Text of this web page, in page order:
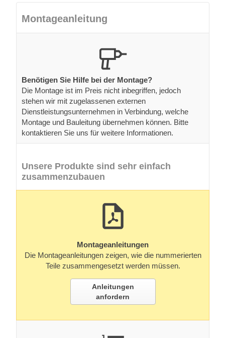
Montageanleitung
Benötigen Sie Hilfe bei der Montage?
Die Montage ist im Preis nicht inbegriffen, jedoch
stehen wir mit zugelassenen externen
Dienstleistungsunternehmen in Verbindung, welche
Montage und Bauleitung übernehmen können. Bitte
kontaktieren Sie uns für weitere Informationen.
Unsere Produkte sind sehr einfach
zusammenzubauen
Montageanleitungen
Die Montageanleitungen zeigen, wie die nummerierten
Teile zusammengesetzt werden müssen.
Anleitungen
anfordern